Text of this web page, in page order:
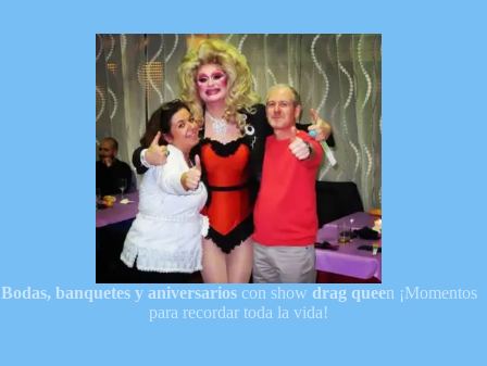
Bodas, banquetes y aniversarioscon show drag queen ¡Momentos
para recordar toda la vida!